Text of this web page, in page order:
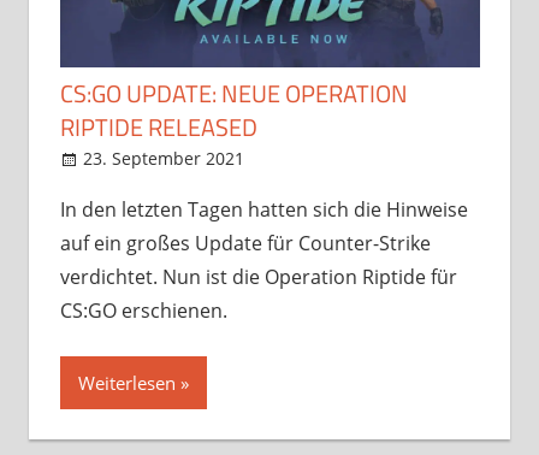
CS:GO UPDATE: NEUE OPERATION
RIPTIDE RELEASED
23. September 2021
In den letzten Tagen hatten sich die Hinweise
auf ein großes Update für Counter-Strike
verdichtet. Nun ist die Operation Riptide für
CS:GO erschienen.
Weiterlesen